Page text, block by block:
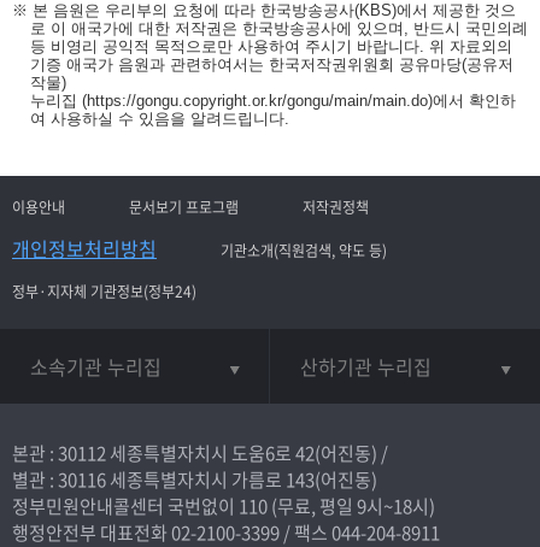
※ 본 음원은 우리부의 요청에 따라 한국방송공사(KBS)에서 제공한 것으
로 이 애국가에 대한 저작권은 한국방송공사에 있으며, 반드시 국민의례
등 비영리 공익적 목적으로만 사용하여 주시기 바랍니다. 위 자료외의
기증 애국가 음원과 관련하여서는 한국저작권위원회 공유마당(공유저
작물)
누리집 (https://gongu.copyright.or.kr/gongu/main/main.do)에서 확인하
여 사용하실 수 있음을 알려드립니다.
이용안내 문서보기 프로그램 저작권정책
개인정보처리방침
기관소개(직원검색, 약도 등)
정부·지자체 기관정보(정부24)
소속기관 누리집 산하기관 누리집
본관 : 30112 세종특별자치시 도움6로 42(어진동) /
별관 : 30116 세종특별자치시 가름로 143(어진동)
정부민원안내콜센터 국번없이 110(무료, 평일 9시~18시)
행정안전부 대표전화02-2100-3399/ 팩스 044-204-8911